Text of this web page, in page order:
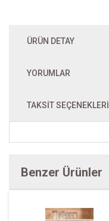
ÜRÜN DETAY
YORUMLAR
TAKSIT SEÇENEKLERI
Benzer Ürünler